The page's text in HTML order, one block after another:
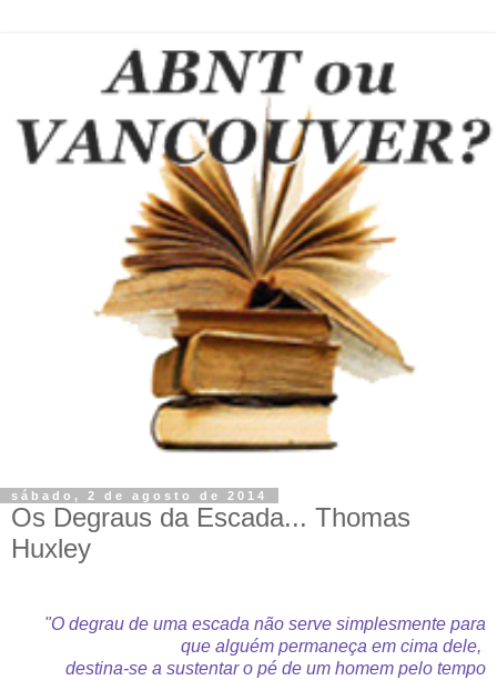
sábado, 2 de agosto de 2014
Os Degraus da Escada... Thomas
Huxley
"O degrau de uma escada não serve simplesmente para
que alguém permaneça em cima dele,
destina-se a sustentar o pé de um homem pelo tempo